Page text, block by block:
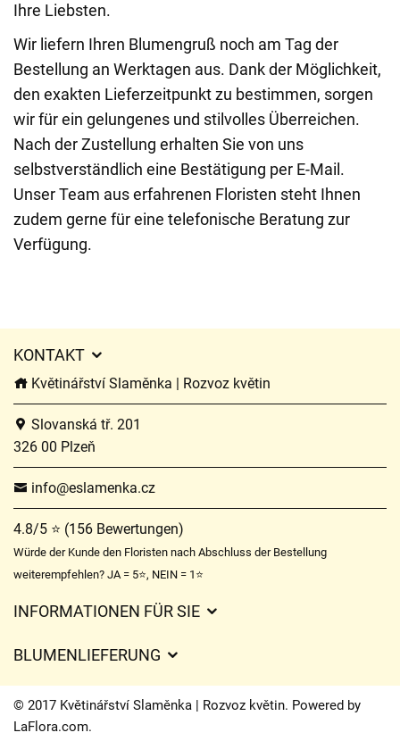
Ihre Liebsten.
Wir liefern Ihren Blumengruß noch am Tag der
Bestellung an Werktagen aus. Dank der Möglichkeit,
den exakten Lieferzeitpunkt zu bestimmen, sorgen
wir für ein gelungenes und stilvolles Überreichen.
Nach der Zustellung erhalten Sie von uns
selbstverständlich eine Bestätigung per E-Mail.
Unser Team aus erfahrenen Floristen steht Ihnen
zudem gerne für eine telefonische Beratung zur
Verfügung.
KONTAKT
Květinářství Slaměnka | Rozvoz květin
Slovanská tř. 201
326 00 Plzeň
info@eslamenka.cz
4.8/5 ⭐ (156 Bewertungen)
Würde der Kunde den Floristen nach Abschluss der Bestellung
weiterempfehlen? JA = 5⭐, NEIN = 1⭐
INFORMATIONEN FÜR SIE
Lieferzeiten für Blumen – Übersicht der Möglichkeiten
BLUMENLIEFERUNG
Liefergebühren
Wohin wir Blumen liefern
© 2017 Květinářství Slaměnka | Rozvoz květin. Powered by
LaFlora.com.